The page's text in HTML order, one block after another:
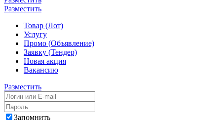
Разместить
Товар (Лот)
Услугу
Промо (Объявление)
Заявку (Тендер)
Новая акция
Вакансию
Разместить
Запомнить